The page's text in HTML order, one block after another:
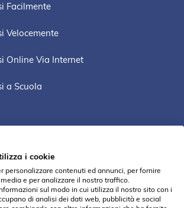
Facilmente
Velocemente
Online Via Internet
a Scuola
i cookie
personalizzare contenuti ed annunci, per fornire
e per analizzare il nostro traffico.
sul modo in cui utilizza il nostro sito con i
di analisi dei dati web, pubblicità e social